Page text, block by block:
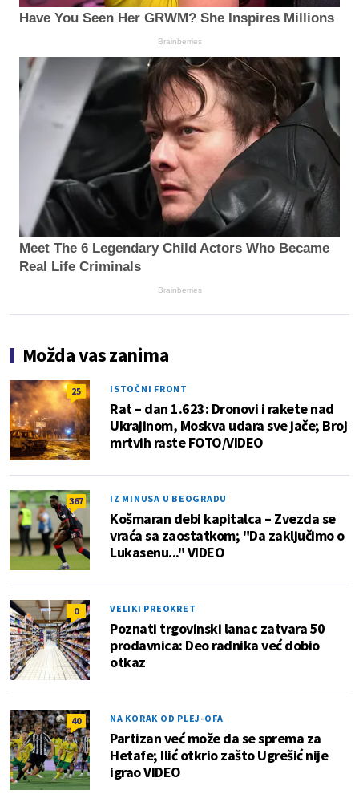
Have You Seen Her GRWM? She Inspires Millions
Brainberries
Meet The 6 Legendary Child Actors Who Became
Real Life Criminals
Brainberries
Možda vas zanima
25 ISTOČNI FRONT
Rat – dan 1.623: Dronovi i rakete nad
Ukrajinom, Moskva udara sve jače; Broj
mrtvih raste FOTO/VIDEO
367 IZ MINUSA U BEOGRADU
Košmaran debi kapitalca – Zvezda se
vraća sa zaostatkom; "Da zaključimo o
Lukasenu..." VIDEO
0 VELIKI PREOKRET
Poznati trgovinski lanac zatvara 50
prodavnica: Deo radnika već dobio
otkaz
40 NA KORAK OD PLEJ-OFA
Partizan već može da se sprema za
Hetafe; Ilić otkrio zašto Ugrešić nije
igrao VIDEO